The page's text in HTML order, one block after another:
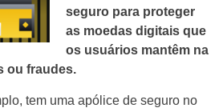
seguro para proteger
as moedas digitais que
os usuários mantêm na
ou fraudes.
tem uma apólice de seguro no